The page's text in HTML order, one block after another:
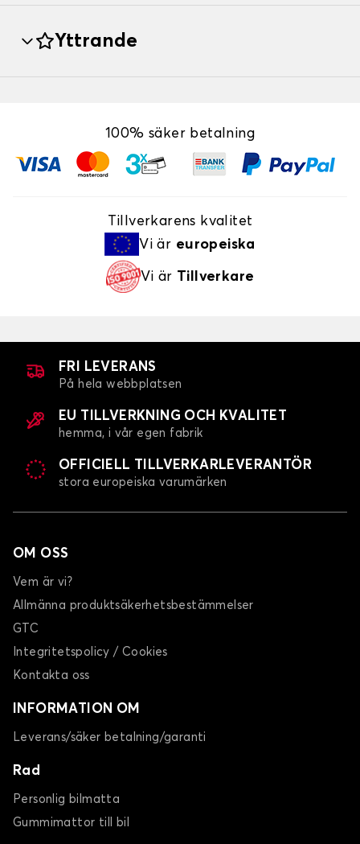
Yttrande
100% säker betalning
Tillverkarens kvalitet
Vi är europeiska
Vi är Tillverkare
FRI LEVERANS
På hela webbplatsen
EU TILLVERKNING OCH KVALITET
hemma, i vår egen fabrik
OFFICIELL TILLVERKARLEVERANTÖR
stora europeiska varumärken
OM OSS
Vem är vi?
Allmänna produktsäkerhetsbestämmelser
GTC
Integritetspolicy / Cookies
Kontakta oss
INFORMATION OM
Leverans/säker betalning/garanti
Rad
Personlig bilmatta
Gummimattor till bil